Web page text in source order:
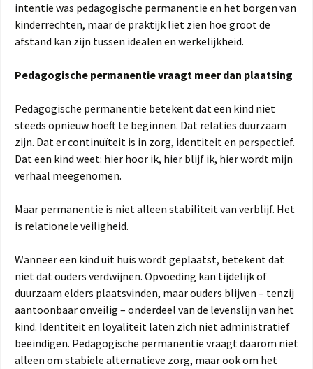
intentie was pedagogische permanentie en het borgen van
kinderrechten, maar de praktijk liet zien hoe groot de
afstand kan zijn tussen idealen en werkelijkheid.
Pedagogische permanentie vraagt meer dan plaatsing
Pedagogische permanentie betekent dat een kind niet
steeds opnieuw hoeft te beginnen. Dat relaties duurzaam
zijn. Dat er continuïteit is in zorg, identiteit en perspectief.
Dat een kind weet: hier hoor ik, hier blijf ik, hier wordt mijn
verhaal meegenomen.
Maar permanentie is niet alleen stabiliteit van verblijf. Het
is relationele veiligheid.
Wanneer een kind uit huis wordt geplaatst, betekent dat
niet dat ouders verdwijnen. Opvoeding kan tijdelijk of
duurzaam elders plaatsvinden, maar ouders blijven – tenzij
aantoonbaar onveilig – onderdeel van de levenslijn van het
kind. Identiteit en loyaliteit laten zich niet administratief
beëindigen. Pedagogische permanentie vraagt daarom niet
alleen om stabiele alternatieve zorg, maar ook om het